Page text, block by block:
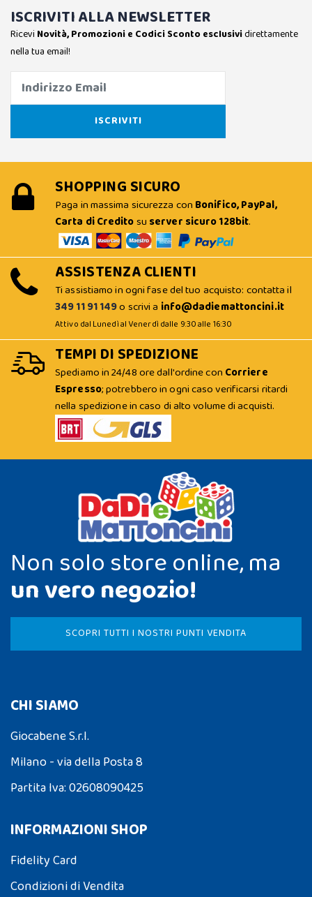
ISCRIVITI ALLA NEWSLETTER
Ricevi Novità, Promozioni e Codici Sconto esclusividirettamente
nella tua email!
SHOPPING SICURO
Paga in massima sicurezza con Bonifico, PayPal,
Carta di Creditosu server sicuro 128bit.
ASSISTENZA CLIENTI
Ti assistiamo in ogni fase del tuo acquisto: contatta il
349 11 91 149o scrivi a info@dadiemattoncini.it
Attivo dal Lunedì al Venerdì dalle 9:30 alle 16:30
TEMPI DI SPEDIZIONE
Spediamo in 24/48 ore dall'ordine con Corriere
Espresso; potrebbero in ogni caso verificarsi ritardi
nella spedizione in caso di alto volume di acquisti.
Non solo store online, ma
un vero negozio!
SCOPRI TUTTI I NOSTRI PUNTI VENDITA
CHI SIAMO
Giocabene S.r.l.
Milano - via della Posta 8
Partita Iva: 02608090425
INFORMAZIONI SHOP
Fidelity Card
Condizioni di Vendita